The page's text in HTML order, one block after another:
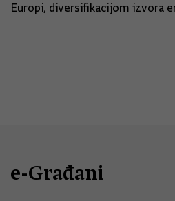
Europi, diversifikacijom izvora
e-Građani